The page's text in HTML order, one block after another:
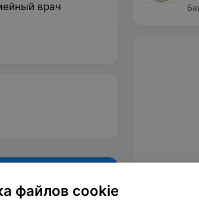
врач
файлов cookie